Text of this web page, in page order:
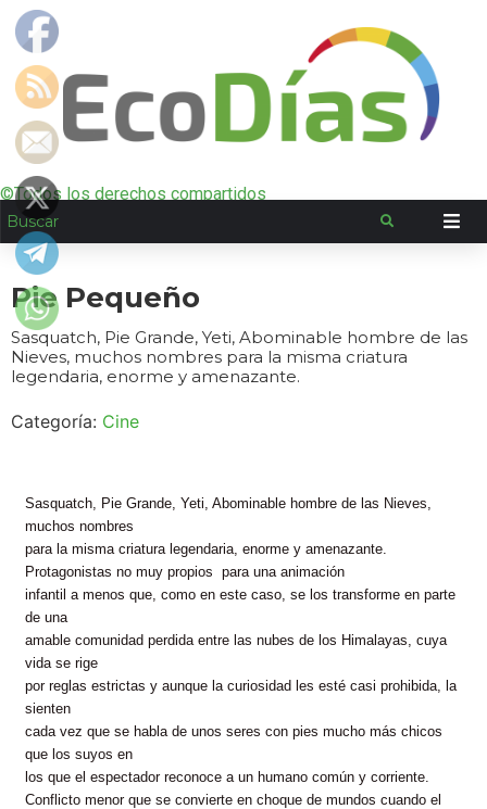
©Todos los derechos compartidos
Pie Pequeño
Sasquatch, Pie Grande, Yeti, Abominable hombre de las
Nieves, muchos nombres para la misma criatura
legendaria, enorme y amenazante.
Categoría: Cine
Sasquatch, Pie Grande, Yeti, Abominable hombre de las Nieves,
muchos nombres
para la misma criatura legendaria, enorme y amenazante.
Protagonistas no muy propios para una animación
infantil a menos que, como en este caso, se los transforme en parte
de una
amable comunidad perdida entre las nubes de los Himalayas, cuya
vida se rige
por reglas estrictas y aunque la curiosidad les esté casi prohibida, la
sienten
cada vez que se habla de unos seres con pies mucho más chicos
que los suyos en
los que el espectador reconoce a un humano común y corriente.
Conflicto menor que se convierte en choque de mundos cuando el